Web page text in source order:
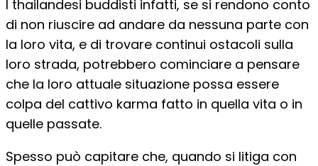
I thailandesi buddisti infatti, se si rendono conto
di non riuscire ad andare da nessuna parte con
la loro vita, e di trovare continui ostacoli sulla
loro strada, potrebbero cominciare a pensare
che la loro attuale situazione possa essere
colpa del cattivo karma fatto in quella vita o in
quelle passate.
Spesso può capitare che, quando si litiga con